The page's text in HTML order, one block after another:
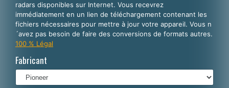
Português
Deutsch
Italiano
Polski
radars disponibles sur Internet. Vous recevrez
immédiatement en un lien de téléchargement contenant les
fichiers nécessaires pour mettre à jour votre appareil. Vous n
´avez pas besoin de faire des conversions de formats autres.
100 % Légal
Fabricant